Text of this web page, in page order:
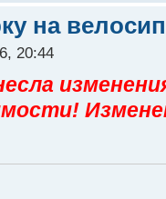
на
20:44